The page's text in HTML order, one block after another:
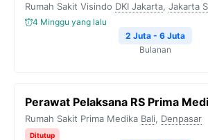
Rumah Sakit Visindo DKI Jakarta, Jakarta
4 Minggu yang lalu
2 Juta - 6 Juta
Bulanan
Perawat Pelaksana RS Prima
Rumah Sakit Prima Medika Bali, Denpasar
Ditutup